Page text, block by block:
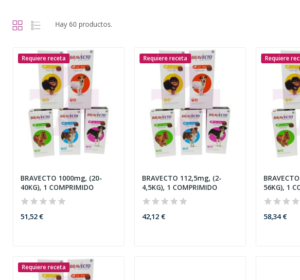
Hay 60 productos.
Requiere receta
BRAVECTO 1000mg, (20-
40KG), 1 COMPRIMIDO
51,52 €
Requiere receta
BRAVECTO 112,5mg, (2-
4,5KG), 1 COMPRIMIDO
42,12 €
Requiere
56KG), 1
58,34 €
Requiere receta